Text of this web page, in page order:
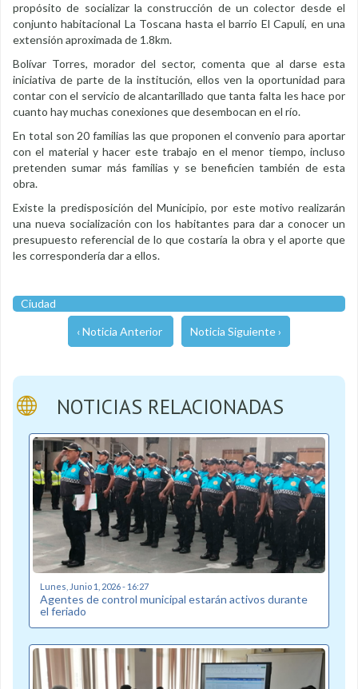
propósito de socializar la construcción de un colector desde el
conjunto habitacional La Toscana hasta el barrio El Capulí, en una
extensión aproximada de 1.8km.
Bolívar Torres, morador del sector, comenta que al darse esta
iniciativa de parte de la institución, ellos ven la oportunidad para
contar con el servicio de alcantarillado que tanta falta les hace por
cuanto hay muchas conexiones que desembocan en el río.
En total son 20 familias las que proponen el convenio para aportar
con el material y hacer este trabajo en el menor tiempo, incluso
pretenden sumar más familias y se beneficien también de esta
obra.
Existe la predisposición del Municipio, por este motivo realizarán
una nueva socialización con los habitantes para dar a conocer un
presupuesto referencial de lo que costaría la obra y el aporte que
les correspondería dar a ellos.
Ciudad
‹ Noticia Anterior Noticia Siguiente ›
NOTICIAS RELACIONADAS
Lunes, Junio 1, 2026 - 16:27
Agentes de control municipal estarán activos durante
el feriado